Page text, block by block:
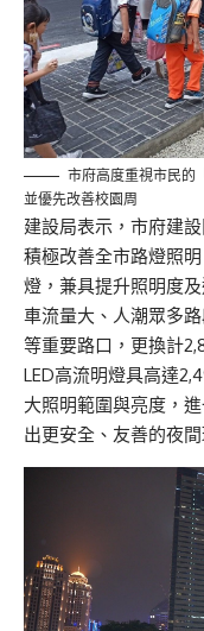
市府高度重視市民的
並優先改善校園周
建設局表示，市府建
積極改善全市路燈照
燈，兼具提升照明度
車流量大、人潮眾多
等重要路口，更換計
LED高流明燈具高達
大照明範圍與亮度，
出更安全、友善的夜間